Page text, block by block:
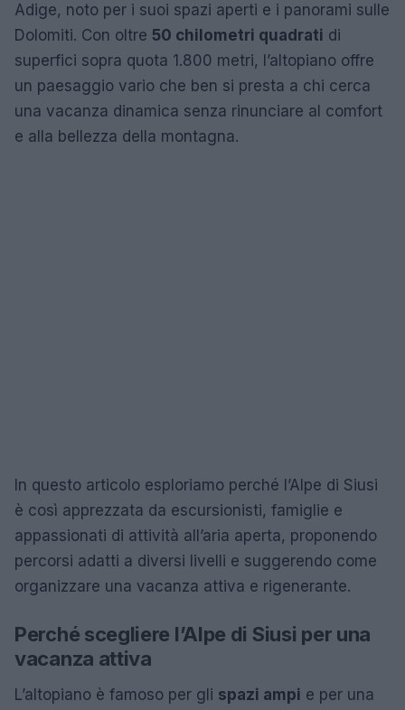
Adige, noto per i suoi spazi aperti e i panorami sulle
Dolomiti. Con oltre 50 chilometri quadrati di
superfici sopra quota 1.800 metri, l’altopiano offre
un paesaggio vario che ben si presta a chi cerca
una vacanza dinamica senza rinunciare al comfort
e alla bellezza della montagna.
In questo articolo esploriamo perché l’Alpe di Siusi
è così apprezzata da escursionisti, famiglie e
appassionati di attività all’aria aperta, proponendo
percorsi adatti a diversi livelli e suggerendo come
organizzare una vacanza attiva e rigenerante.
Perché scegliere l’Alpe di Siusi per una
vacanza attiva
L’altopiano è famoso per gli spazi ampi e per una